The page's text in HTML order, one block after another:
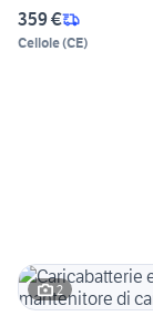
359 €
Cellole(CE)
2